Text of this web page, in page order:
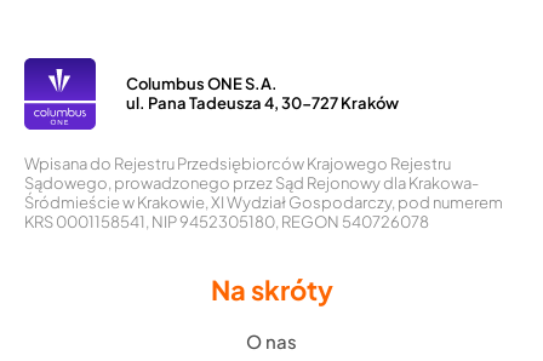
Columbus ONE S.A.
ul. Pana Tadeusza 4, 30-727 Kraków
Wpisana do Rejestru Przedsiębiorców Krajowego Rejestru
Sądowego, prowadzonego przez Sąd Rejonowy dla Krakowa-
Śródmieście w Krakowie, XI Wydział Gospodarczy, pod numerem
KRS 0001158541, NIP 9452305180, REGON 540726078
Na skróty
O nas